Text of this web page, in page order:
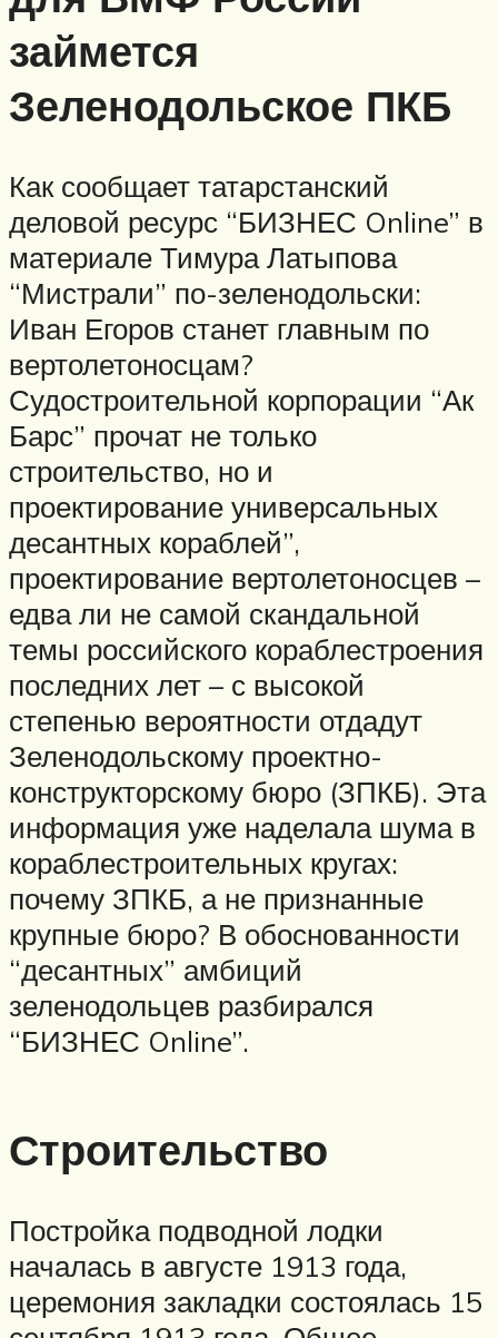
займется
Зеленодольское ПКБ
Как сообщает татарстанский
деловой ресурс “БИЗНЕС Online” в
материале Тимура Латыпова
“Мистрали” по-зеленодольски:
Иван Егоров станет главным по
вертолетоносцам?
Судостроительной корпорации “Ак
Барс” прочат не только
строительство, но и
проектирование универсальных
десантных кораблей”,
проектирование вертолетоносцев –
едва ли не самой скандальной
темы российского кораблестроения
последних лет – с высокой
степенью вероятности отдадут
Зеленодольскому проектно-
конструкторскому бюро (ЗПКБ). Эта
информация уже наделала шума в
кораблестроительных кругах:
почему ЗПКБ, а не признанные
крупные бюро? В обоснованности
“десантных” амбиций
зеленодольцев разбирался
“БИЗНЕС Online”.
Строительство
Постройка подводной лодки
началась в августе 1913 года,
церемония закладки состоялась 15